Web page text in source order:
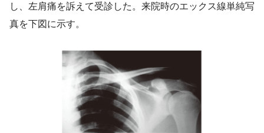
し、左肩痛を訴えて受診した。来院時のエックス線単純写
真を下図に示す。